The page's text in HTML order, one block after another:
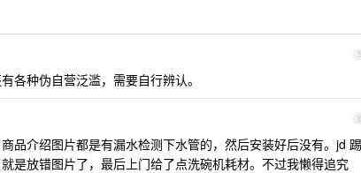
5
各种伪自营泛滥，需要自行辨认。
6
品介绍图片都是有漏水检测下水管的，然后安装好后没有。jd 踢
是放错图片了，最后上门给了点洗碗机耗材。不过我懒得追究